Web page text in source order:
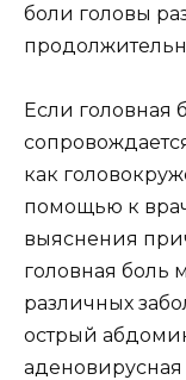
боли головы
Если головная
как
помощью к
выяснения
головная боль
различных
острый